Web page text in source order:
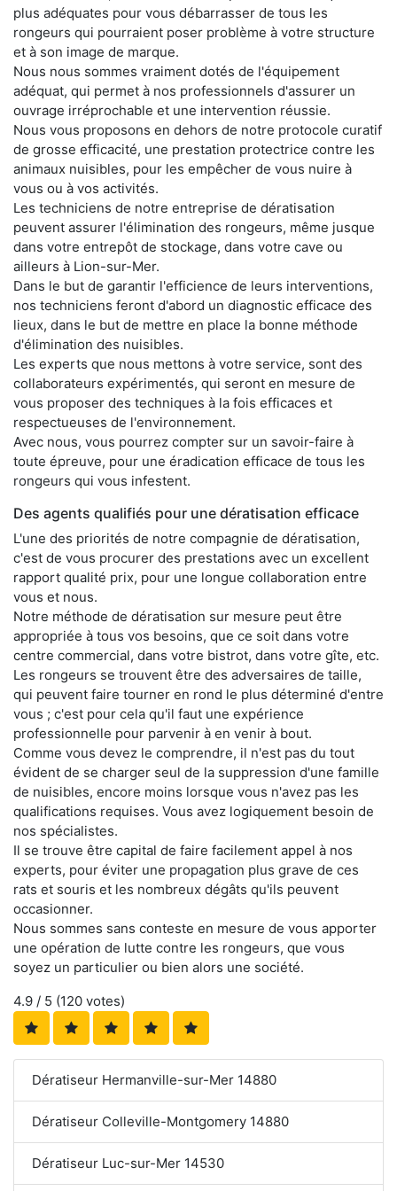
plus adéquates pour vous débarrasser de tous les
rongeurs qui pourraient poser problème à votre structure
et à son image de marque.
Nous nous sommes vraiment dotés de l'équipement
adéquat, qui permet à nos professionnels d'assurer un
ouvrage irréprochable et une intervention réussie.
Nous vous proposons en dehors de notre protocole curatif
de grosse efficacité, une prestation protectrice contre les
animaux nuisibles, pour les empêcher de vous nuire à
vous ou à vos activités.
Les techniciens de notre entreprise de dératisation
peuvent assurer l'élimination des rongeurs, même jusque
dans votre entrepôt de stockage, dans votre cave ou
ailleurs à Lion-sur-Mer.
Dans le but de garantir l'efficience de leurs interventions,
nos techniciens feront d'abord un diagnostic efficace des
lieux, dans le but de mettre en place la bonne méthode
d'élimination des nuisibles.
Les experts que nous mettons à votre service, sont des
collaborateurs expérimentés, qui seront en mesure de
vous proposer des techniques à la fois efficaces et
respectueuses de l'environnement.
Avec nous, vous pourrez compter sur un savoir-faire à
toute épreuve, pour une éradication efficace de tous les
rongeurs qui vous infestent.
Des agents qualifiés pour une dératisation efficace
L'une des priorités de notre compagnie de dératisation,
c'est de vous procurer des prestations avec un excellent
rapport qualité prix, pour une longue collaboration entre
vous et nous.
Notre méthode de dératisation sur mesure peut être
appropriée à tous vos besoins, que ce soit dans votre
centre commercial, dans votre bistrot, dans votre gîte, etc.
Les rongeurs se trouvent être des adversaires de taille,
qui peuvent faire tourner en rond le plus déterminé d'entre
vous ; c'est pour cela qu'il faut une expérience
professionnelle pour parvenir à en venir à bout.
Comme vous devez le comprendre, il n'est pas du tout
évident de se charger seul de la suppression d'une famille
de nuisibles, encore moins lorsque vous n'avez pas les
qualifications requises. Vous avez logiquement besoin de
nos spécialistes.
Il se trouve être capital de faire facilement appel à nos
experts, pour éviter une propagation plus grave de ces
rats et souris et les nombreux dégâts qu'ils peuvent
occasionner.
Nous sommes sans conteste en mesure de vous apporter
une opération de lutte contre les rongeurs, que vous
soyez un particulier ou bien alors une société.
4.9 / 5 (120 votes)
Dératiseur Hermanville-sur-Mer 14880
Dératiseur Colleville-Montgomery 14880
Dératiseur Luc-sur-Mer 14530